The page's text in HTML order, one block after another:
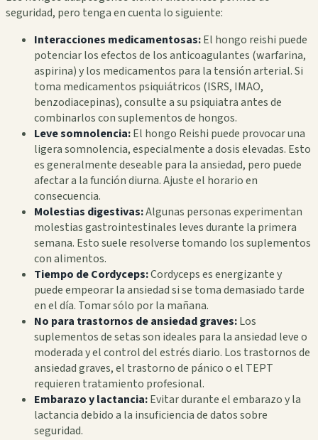
seguridad, pero tenga en cuenta lo siguiente:
Interacciones medicamentosas:El hongo reishi puede
potenciar los efectos de los anticoagulantes (warfarina,
aspirina) y los medicamentos para la tensión arterial. Si
toma medicamentos psiquiátricos (ISRS, IMAO,
benzodiacepinas), consulte a su psiquiatra antes de
combinarlos con suplementos de hongos.
Leve somnolencia:El hongo Reishi puede provocar una
ligera somnolencia, especialmente a dosis elevadas. Esto
es generalmente deseable para la ansiedad, pero puede
afectar a la función diurna. Ajuste el horario en
consecuencia.
Molestias digestivas:Algunas personas experimentan
molestias gastrointestinales leves durante la primera
semana. Esto suele resolverse tomando los suplementos
con alimentos.
Tiempo de Cordyceps:Cordyceps es energizante y
puede empeorar la ansiedad si se toma demasiado tarde
en el día. Tomar sólo por la mañana.
No para trastornos de ansiedad graves:Los
suplementos de setas son ideales para la ansiedad leve o
moderada y el control del estrés diario. Los trastornos de
ansiedad graves, el trastorno de pánico o el TEPT
requieren tratamiento profesional.
Embarazo y lactancia:Evitar durante el embarazo y la
lactancia debido a la insuficiencia de datos sobre
seguridad.